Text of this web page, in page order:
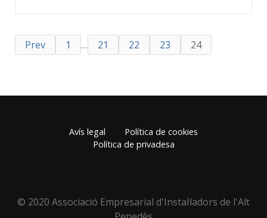
Prev 1 … 21 22 23 24
Avís legal
Política de cookies
Política de privadesa
© 2020 Associació Empresarial d'Instal·ladors de l'Alt